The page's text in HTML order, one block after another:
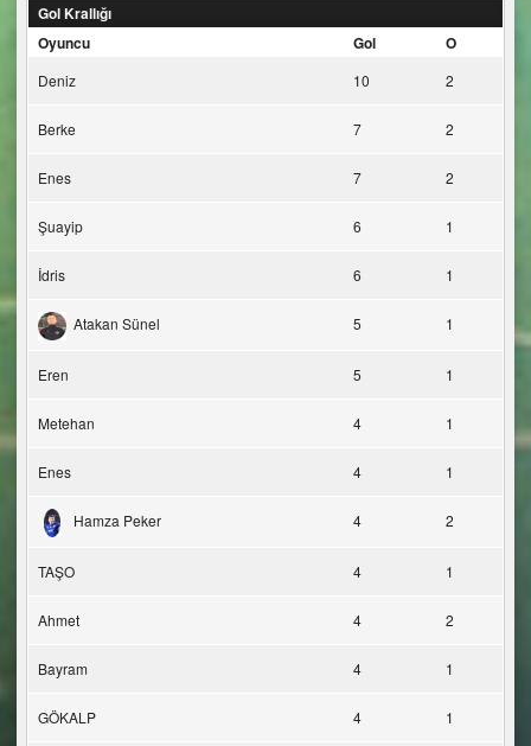
Gol Krallığı
Oyuncu
Gol O
Deniz 10 2
Berke 7 2
Enes 7 2
Şuayip 6 1
İdris 6 1
Atakan Sünel 5 1
Eren 5 1
Metehan 4 1
Enes 4 1
Hamza Peker 4 2
TAŞO 4 1
Ahmet 4 2
Bayram 4 1
GÖKALP 4 1